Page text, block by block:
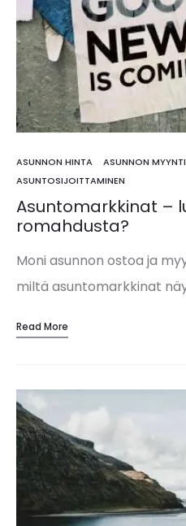
ASUNNON HINTA ASUNNON MYYNTI
ASUNTOSIJOITTAMINEN
Asuntomarkkinat –
romahdusta?
Moni asunnon ostoa ja
miltä asuntomarkkinat
Pitäisikö asuntokauppojen
Read More